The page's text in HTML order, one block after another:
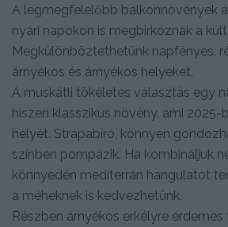
A legmegfelelőbb balkonnövények
nyári napokon is megbirkóznak a
Megkülönböztethetünk napfényes,
árnyékos és árnyékos helyeket.
A muskátli tökéletes választás egy
hiszen klasszikus növény, ami 2025-
helyét. Strapabíró, könnyen
színben pompázik. Ha kombináljuk
könnyedén mediterrán hangulatot
a méheknek is kedvezhetünk.
Részben árnyékos erkélyre